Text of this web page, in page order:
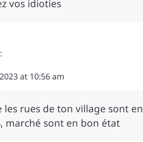
vos idioties
at 10:56 am
les rues de ton village sont
marché sont en bon état